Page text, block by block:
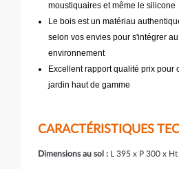
moustiquaires et même le silicone
Le bois est un matériau
selon vos envies pour s'intégrer
environnement
Excellent rapport qualité prix pour
jardin haut de gamme
CARACTÉRISTIQUES
Dimensions au sol : L 395 x P 300 x